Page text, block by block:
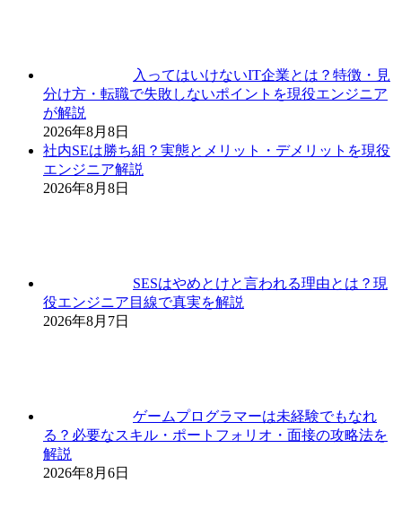
入ってはいけないIT企業とは？特徴・見
分け方・転職で失敗しないポイントを現役エンジニア
が解説
2026年8月8日
社内SEは勝ち組？実態とメリット・デメリットを現役
エンジニア解説
2026年8月8日
SESはやめとけと言われる理由とは？現
役エンジニア目線で真実を解説
2026年8月7日
ゲームプログラマーは未経験でもなれ
る？必要なスキル・ポートフォリオ・面接の攻略法を
解説
2026年8月6日